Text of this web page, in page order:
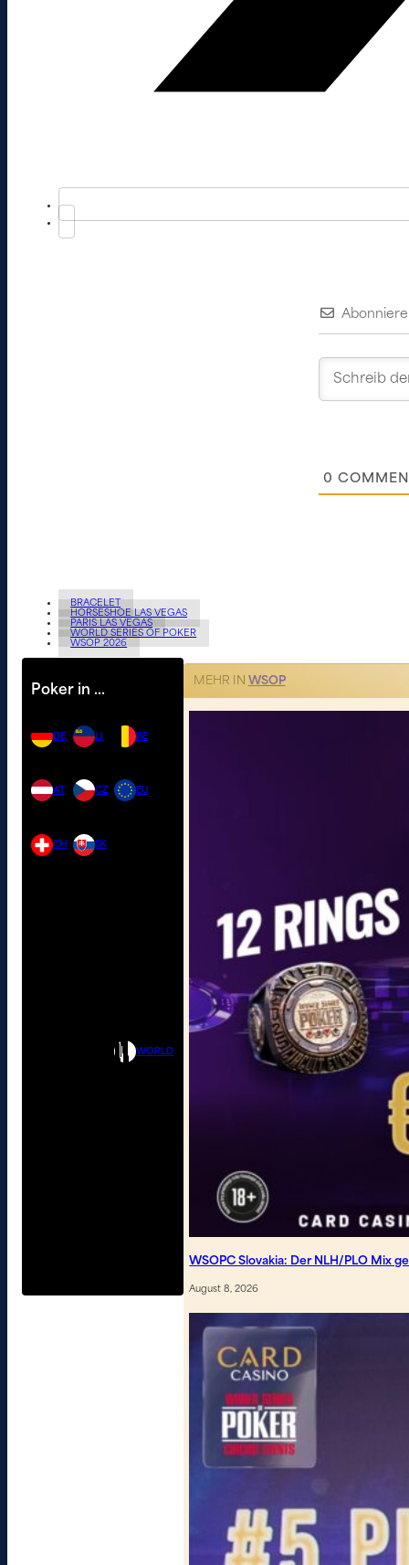
0
BRACELET
HORSESHOE LAS VEGAS
PARIS LAS VEGAS
WORLD SERIES OF POKER
WSOP 2026
Poker in …
DE
AT
CH
LI
CZ
SK
BE
EU
WORLD
MEHR IN WSOP
WSOPC Slovakia: Der NLH/PLO Mix
August 8, 2026